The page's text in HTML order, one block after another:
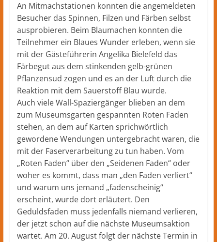
An Mitmachstationen konnten die angemeldeten
Besucher das Spinnen, Filzen und Färben selbst
ausprobieren. Beim Blaumachen konnten die
Teilnehmer ein Blaues Wunder erleben, wenn sie
mit der Gästeführerin Angelika Bielefeld das
Färbegut aus dem stinkenden gelb-grünen
Pflanzensud zogen und es an der Luft durch die
Reaktion mit dem Sauerstoff Blau wurde.
Auch viele Wall-Spaziergänger blieben an dem
zum Museumsgarten gespannten Roten Faden
stehen, an dem auf Karten sprichwörtlich
gewordene Wendungen untergebracht waren, die
mit der Faserverarbeitung zu tun haben. Vom
„Roten Faden“ über den „Seidenen Faden“ oder
woher es kommt, dass man „den Faden verliert“
und warum uns jemand „fadenscheinig“
erscheint, wurde dort erläutert. Den
Geduldsfaden muss jedenfalls niemand verlieren,
der jetzt schon auf die nächste Museumsaktion
wartet. Am 20. August folgt der nächste Termin in